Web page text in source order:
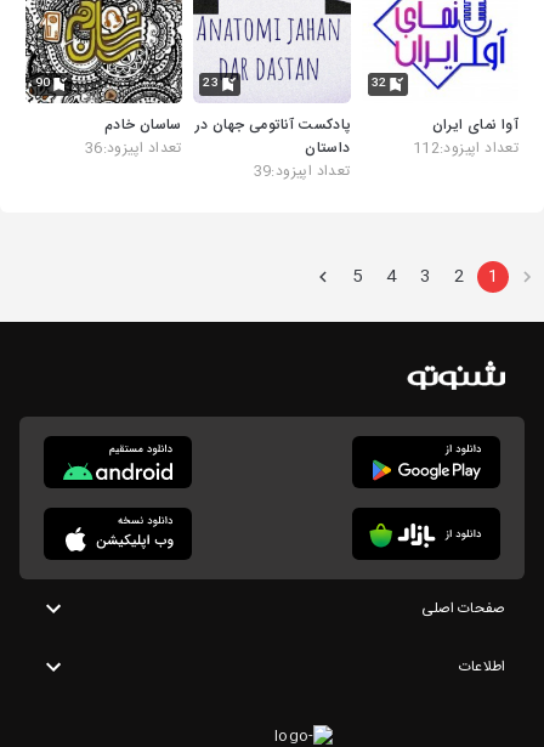
32
آوا نمای ایران
تعداد اپیزود:112
23
پادکست آناتومی جهان در
داستان
تعداد اپیزود:39
90
ساسان خادم
تعداد اپیزود:36
1
2
3
4
5
صفحات اصلی
اطلاعات